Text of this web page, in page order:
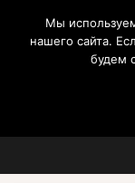
содержимому
на
Мы
нашего сайта.
будем